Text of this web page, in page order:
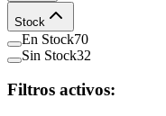
Stock
En Stock70
Sin Stock32
Filtros activos: